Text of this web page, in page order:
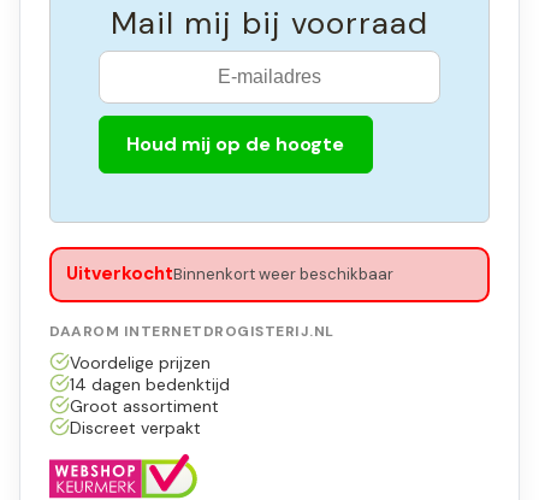
Mail mij bij voorraad
Houd mij op de hoogte
UitverkochtBinnenkort weer beschikbaar
DAAROM INTERNETDROGISTERIJ.NL
Voordelige prijzen
14 dagen bedenktijd
Groot assortiment
Discreet verpakt